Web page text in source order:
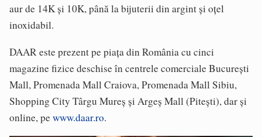
aur de 14K și 10K, până la bijuterii din argint și oțel
inoxidabil.
DAAR este prezent pe piața din România cu cinci
magazine fizice deschise în centrele comerciale București
Mall, Promenada Mall Craiova, Promenada Mall Sibiu,
Shopping City Târgu Mureș și Argeș Mall (Pitești), dar și
online, pewww.daar.ro.